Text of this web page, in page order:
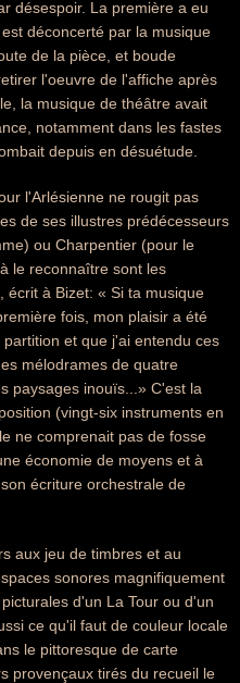
désespoir. La première a eu
déconcerté par la musique
de la pièce, et boude
l'oeuvre de l'affiche après
la musique de théâtre avait
notamment dans les fastes
depuis en désuétude.
l'Arlésienne ne rougit pas
de ses illustres prédécesseurs
ou Charpentier (pour le
le reconnaître sont les
écrit à Bizet: « Si ta musique
fois, mon plaisir a été
et que j'ai entendu ces
mélodrames de quatre
paysages inouïs...» C'est la
(vingt-six instruments en
ne comprenait pas de fosse
économie de moyens et à
écriture orchestrale de
aux jeu de timbres et au
sonores magnifiquement
d'un La Tour ou d'un
ce qu'il faut de couleur locale
le pittoresque de carte
provençaux tirés du recueil le